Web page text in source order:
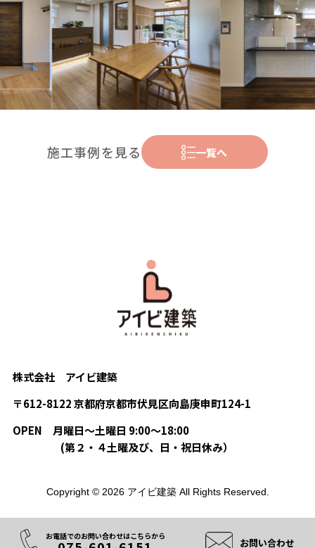
施工事例を見る 一覧へ
お電話でのお問い合わせはこちらから
お問い合わせ
株式会社 アイビ建築
〒612-8122 京都府京都市伏見区向島庚申町124-1
OPEN 月曜日〜土曜日 9:00〜18:00
(第２・４土曜及び、日・祝日休み）
Copyright © 2026 アイビ建築 All Rights Reserved.